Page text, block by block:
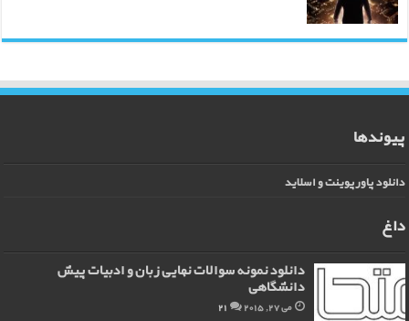
پیوندها
دانلود پاورپوینت و اسلاید
داغ
دانلود نمونه سوالات نهایی زبان و ادبیات پیش
دانشگاهی
می 27, 2015 21